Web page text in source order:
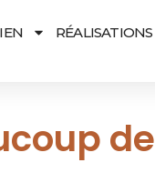
RÉALISATIONS
de